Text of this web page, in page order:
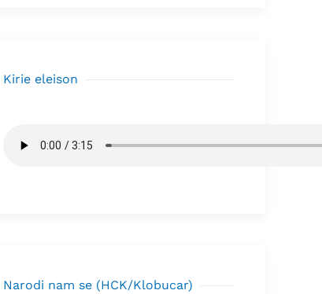
Kirie eleison
Narodi nam se (HCK/Klobucar)